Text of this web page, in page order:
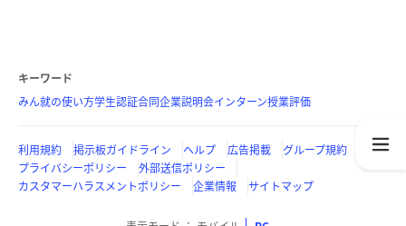
キーワード
みん就の使い方学生認証合同企業説明会インターン授業評価
利用規約 掲示板ガイドライン ヘルプ 広告掲載
グループ規約
プライバシーポリシー
外部送信ポリシー
カスタマーハラスメントポリシー
企業情報 サイトマップ